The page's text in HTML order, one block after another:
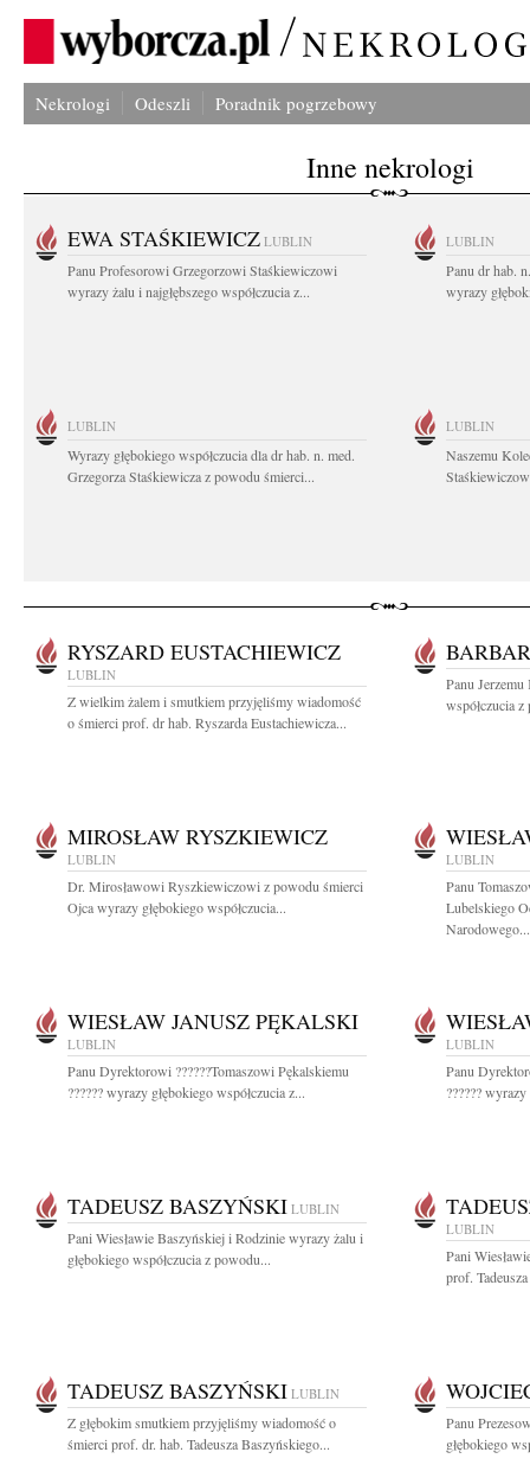
Nekrologi Odeszli Poradnik pogrzebowy
Inne nekrologi
EWA STAŚKIEWICZ LUBLIN
Panu Profesorowi Grzegorzowi Staśkiewiczowi
wyrazy żalu i najgłębszego współczucia z...
LUBLIN
Panu dr hab.
wyrazy
LUBLIN
Wyrazy głębokiego współczucia dla dr hab. n. med.
Grzegorza Staśkiewicza z powodu śmierci...
LUBLIN
Naszemu
RYSZARD EUSTACHIEWICZ
LUBLIN
Z wielkim żalem i smutkiem przyjęliśmy wiadomość
o śmierci prof. dr hab. Ryszarda Eustachiewicza...
Panu
współczucia
MIROSŁAW RYSZKIEWICZ
LUBLIN
Dr. Mirosławowi Ryszkiewiczowi z powodu śmierci
Ojca wyrazy głębokiego współczucia...
LUBLIN
Panu
Lubelskiego
Narodowego...
WIESŁAW JANUSZ PĘKALSKI
LUBLIN
Panu Dyrektorowi ??????Tomaszowi Pękalskiemu
?????? wyrazy głębokiego współczucia z...
LUBLIN
Panu
??????
TADEUSZ BASZYŃSKI LUBLIN
Pani Wiesławie Baszyńskiej i Rodzinie wyrazy żalu i
głębokiego współczucia z powodu...
LUBLIN
Pani
prof.
TADEUSZ BASZYŃSKI LUBLIN
Z głębokim smutkiem przyjęliśmy wiadomość o
śmierci prof. dr. hab. Tadeusza Baszyńskiego...
Panu
głębokiego